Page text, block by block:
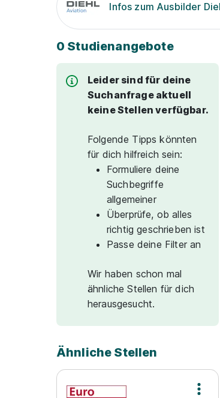
Infos zum Ausbilder
0 Studienangebote
Leider sind für deine
Suchanfrage aktuell
keine Stellen verfügbar.
Folgende Tipps könnten
für dich hilfreich sein:
Formuliere deine
Suchbegriffe
allgemeiner
Überprüfe, ob alles
richtig geschrieben ist
Passe deine Filter an
Wir haben schon mal
ähnliche Stellen für dich
herausgesucht.
Ähnliche Stellen